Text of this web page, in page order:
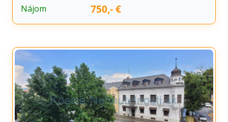
Nájom 750,- €